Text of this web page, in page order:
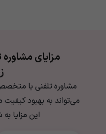
مزایای
مشاوره تلفنی با
می‌تواند به بهبود
این مزایا